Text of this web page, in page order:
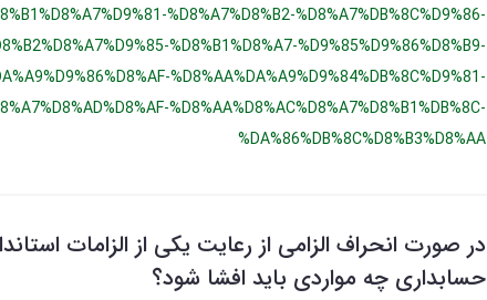
%D8%A7%D8%B2-%D8%A7%DB%8C%D9%86-
%D8%B1%D8%A7-%D9%85%D9%86%D8%B9-
%D8%AA%DA%A9%D9%84%DB%8C%D9%81-
%D8%AA%D8%AC%D8%A7%D8%B1%DB%8C-
%DA%86%DB%8C%D8%B3%D8%AA
در صورت انحراف الزامی از رعایت یکی از الزامات
حسابداری چه مواردی باید افشا شود؟